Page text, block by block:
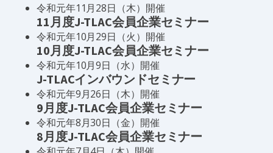
令和元年11月28日（木）開催
11月度J-TLAC会員企業セミナー
令和元年10月29日（火）開催
10月度J-TLAC会員企業セミナー
令和元年10月9日（水）開催
J-TLACインバウンドセミナー
令和元年9月26日（木）開催
9月度J-TLAC会員企業セミナー
令和元年8月30日（金）開催
8月度J-TLAC会員企業セミナー